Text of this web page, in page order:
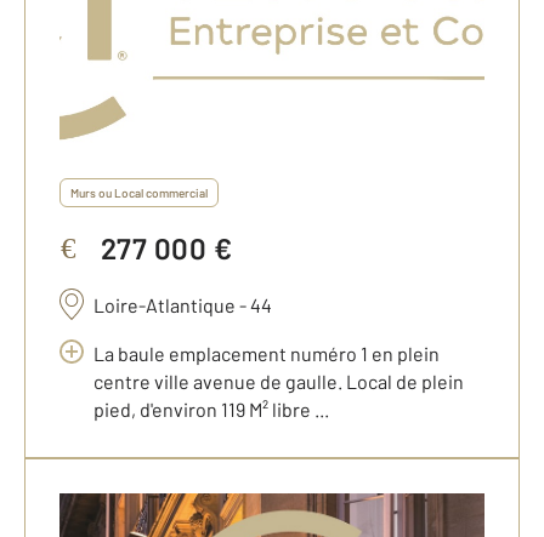
Murs ou Local commercial
€ 277 000 €
Loire-Atlantique - 44
La baule emplacement numéro 1 en plein
centre ville avenue de gaulle. Local de plein
pied, d'environ 119 M² libre ...